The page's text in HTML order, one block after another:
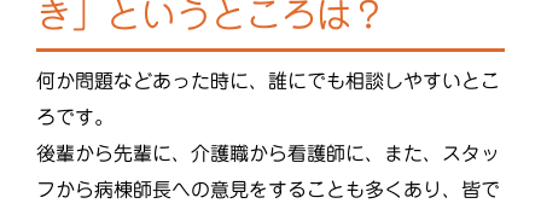
き」というところは？
何か問題などあった時に、誰にでも相談しやすいとこ
ろです。
後輩から先輩に、介護職から看護師に、また、スタッ
フから病棟師長への意見をすることも多くあり、皆で